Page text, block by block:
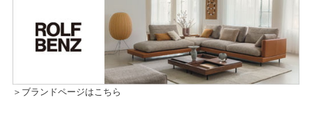
＞ブランドページはこちら